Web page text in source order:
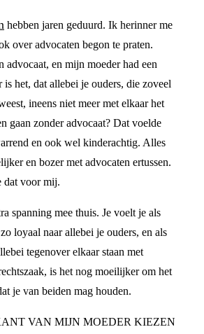
hebben jaren geduurd. Ik herinner me
over advocaten begon te praten.
advocaat, en mijn moeder had een
is het, dat allebei je ouders, die zoveel
ineens niet meer met elkaar het
gaan zonder advocaat? Dat voelde
en ook wel kinderachtig. Alles
en bozer met advocaten ertussen.
dat voor mij.
spanning mee thuis. Je voelt je als
loyaal naar allebei je ouders, en als
tegenover elkaar staan met
is het nog moeilijker om het
je van beiden mag houden.
VAN MIJN MOEDER KIEZEN